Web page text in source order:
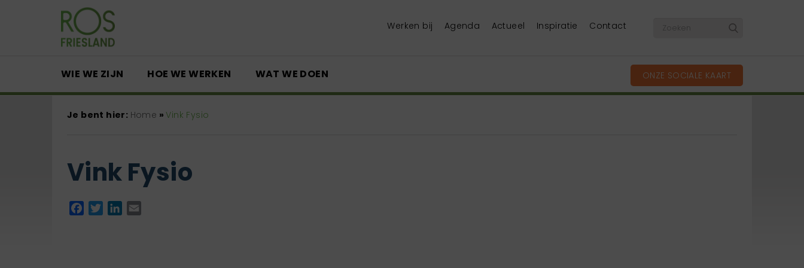
Werken bij Agenda Actueel Inspiratie Contact
WIE WE ZIJN HOE WE WERKEN WAT WE DOEN ONZE SOCIALE KAART
Je bent hier: Home »Vink Fysio
Vink Fysio
Facebook
TwitterLinkedIn